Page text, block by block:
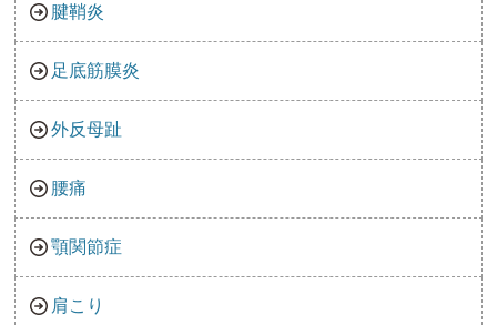
腱鞘炎
足底筋膜炎
外反母趾
腰痛
顎関節症
肩こり